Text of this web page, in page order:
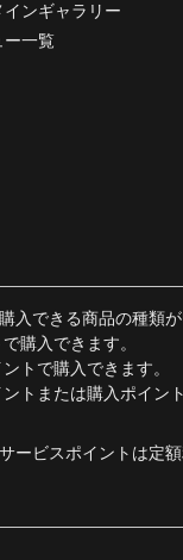
インギャラリー
ー一覧
できる商品の種類が
購入できます。
トで購入できます。
トまたは購入ポイン
ビスポイントは定